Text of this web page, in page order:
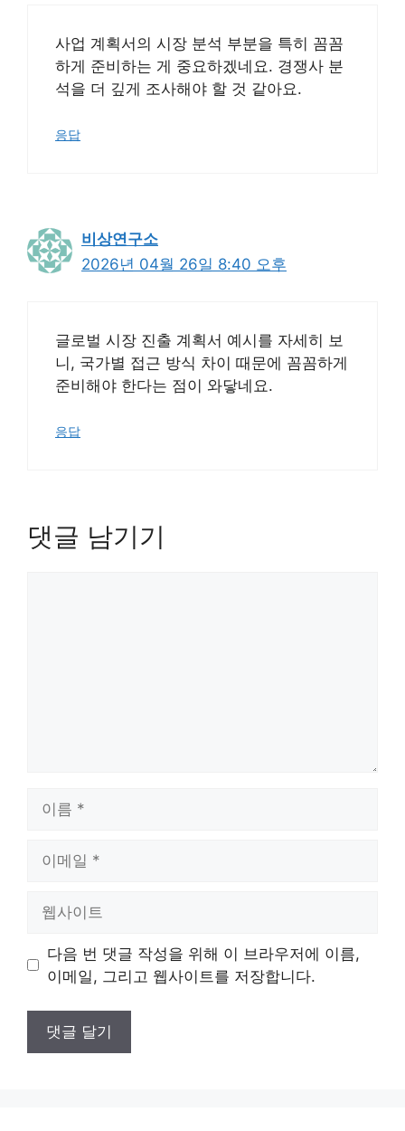
사업 계획서의 시장 분석 부분을 특히 꼼꼼
하게 준비하는 게 중요하겠네요. 경쟁사 분
석을 더 깊게 조사해야 할 것 같아요.
응답
비상연구소
2026년 04월 26일 8:40 오후
글로벌 시장 진출 계획서 예시를 자세히 보
니, 국가별 접근 방식 차이 때문에 꼼꼼하게
준비해야 한다는 점이 와닿네요.
응답
댓글 남기기
트
다음 번 댓글 작성을 위해 이 브라우저에 이름,
이메일, 그리고 웹사이트를 저장합니다.